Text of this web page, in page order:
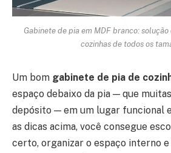
Gabinete de pia em MDF branco:
cozinhas de todos os
Um bom gabinete de pia de
espaço debaixo da pia — que
depósito — em um lugar funcional
as dicas acima, você consegue
certo, organizar o espaço interno